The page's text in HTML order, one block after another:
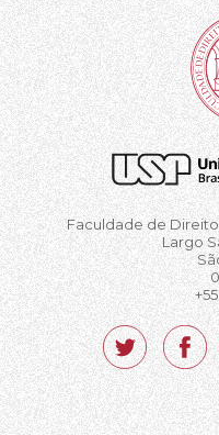
Faculdade de
Largo
+55